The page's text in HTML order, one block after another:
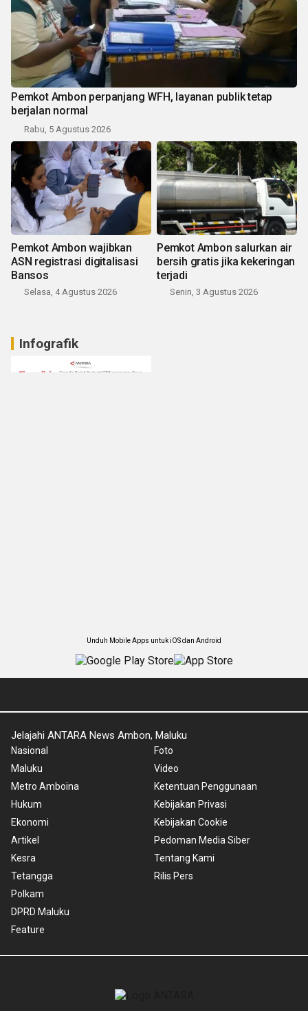
Pemkot Ambon perpanjang WFH, layanan publik tetap
berjalan normal
Rabu, 5 Agustus 2026
Pemkot Ambon wajibkan
ASN registrasi digitalisasi
Bansos
Selasa, 4 Agustus 2026
Pemkot Ambon salurkan air
bersih gratis jika kekeringan
terjadi
Senin, 3 Agustus 2026
Infografik
Unduh Mobile Apps untuk iOS dan Android
Jelajahi ANTARA News Ambon, Maluku
Nasional
Maluku
Metro Amboina
Hukum
Ekonomi
Artikel
Kesra
Tetangga
Polkam
DPRD Maluku
Feature
Foto
Video
Ketentuan Penggunaan
Kebijakan Privasi
Kebijakan Cookie
Pedoman Media Siber
Tentang Kami
Rilis Pers